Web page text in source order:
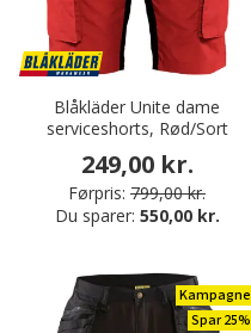
Blåkläder Unite dame
serviceshorts, Rød/Sort
249,00 kr.
Førpris: 799,00 kr.
Du sparer: 550,00 kr.
Kampagne
Spar 25%